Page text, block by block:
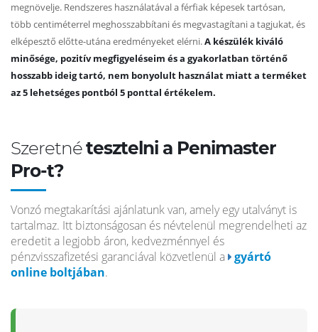
megnövelje. Rendszeres használatával a férfiak képesek tartósan,
több centiméterrel meghosszabbítani és megvastagítani a tagjukat, és
elképesztő előtte-utána eredményeket elérni.A készülék kiváló
minősége, pozitív megfigyeléseim és a gyakorlatban történő
hosszabb ideig tartó, nem bonyolult használat miatt a terméket
az 5 lehetséges pontból 5 ponttal értékelem.
Szeretnétesztelni a Penimaster
Pro-t?
Vonzó megtakarítási ajánlatunk van, amely egy utalványt is
tartalmaz. Itt biztonságosan és névtelenül megrendelheti az
eredetit a legjobb áron, kedvezménnyel és
pénzvisszafizetési garanciával közvetlenül a gyártó
online boltjában.